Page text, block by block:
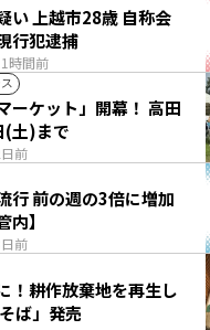
時間前
い 上越市28歳 自称会
行犯逮捕
前
ーケット」開幕！ 高田
(土)まで
前
に増加
内】
！耕作放棄地を再生し
ば」発売